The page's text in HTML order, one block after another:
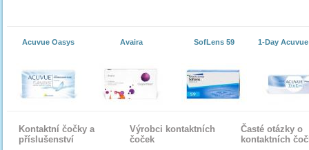
Acuvue Oasys Avaira SofLens 59 1-Day
Kontaktní čočky a
příslušenství
Výrobci kontaktních
čoček
Časté otázky o
kontaktních